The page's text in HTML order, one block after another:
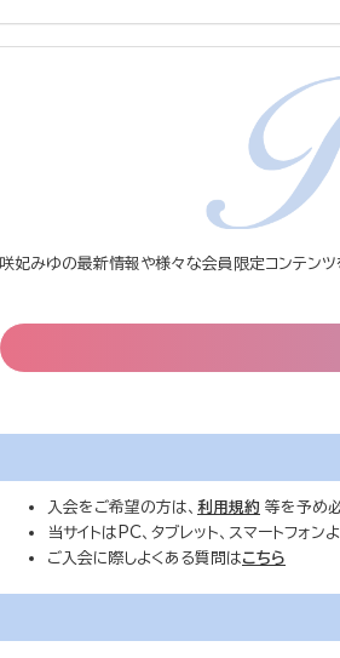
咲妃みゆの最新情報や様々な会員限定コンテンツ
入会をご希望の方は、 利用規約 等を予め
当サイトはPC、タブレット、スマートフォ
ご入会に際しよくある質問はこちら